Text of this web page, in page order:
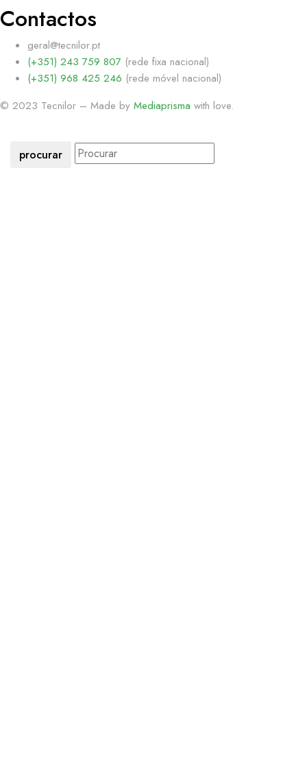
Contactos
geral@tecnilor.pt
(+351) 243 759 807 (rede fixa nacional)
(+351) 968 425 246 (rede móvel nacional)
© 2023 Tecnilor – Made by Mediaprisma with love.
procurar